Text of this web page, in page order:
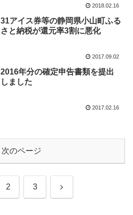
2018.02.16
31アイス券等の静岡県小山町ふる
さと納税が還元率3割に悪化
2017.09.02
2016年分の確定申告書類を提出
しました
2017.02.16
次のページ
2 3 次